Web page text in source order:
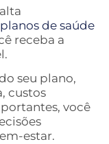
planos de saúde
receba a
seu plano,
custos
você
estar.